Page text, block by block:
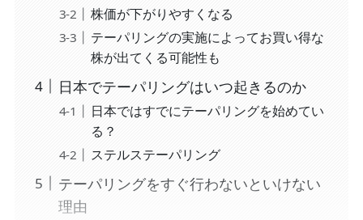
株価が下がりやすくなる
テーパリングの実施によってお買い得な
株が出てくる可能性も
日本でテーパリングはいつ起きるのか
日本ではすでにテーパリングを始めてい
る？
ステルステーパリング
テーパリングをすぐ行わないといけない
理由